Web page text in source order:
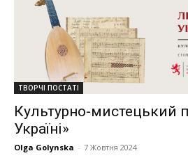
ТВОРЧІ ПОСТАТІ
Культурно-мистецький
Україні»
Olga Golynska - 7 Жовтня 2024